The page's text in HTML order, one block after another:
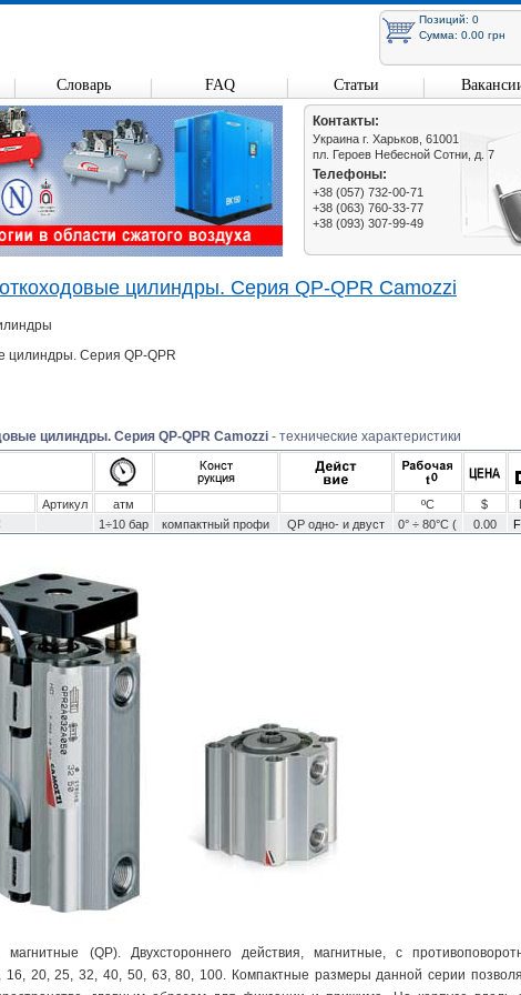
Контакты:
Украина г. Харьков, 61001
пл. Героев Небесной Сотни, д. 7
Телефоны:
+38 (057) 732-00-71
+38 (063) 760-33-77
+38 (093) 307-99-49
цилиндры. Серия QP-QPR Camozzi
цилиндры. Серия QP-QPR
цилиндры. Серия QP-QPR Camozzi- технические характеристики
Артикул атм ºC $
1÷10 бар компактный профи QP одно- и двуст 0° ÷ 80°C ( 0.00
(QP). Двухстороннего действия, магнитные, с
20, 25, 32, 40, 50, 63, 80, 100. Компактные размеры данной серии
Позиций: 0
Сумма: 0.00 грн
Словарь FAQ Статьи